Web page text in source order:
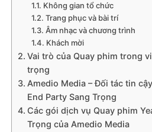
Không gian tổ chức
Trang phục và bài trí
Âm nhạc và chương trình
Khách mời
Vai trò của Quay phim trong
trọng
Amedio Media – Đối tác tin
End Party Sang Trọng
Các gói dịch vụ Quay phim
Trọng của Amedio Media